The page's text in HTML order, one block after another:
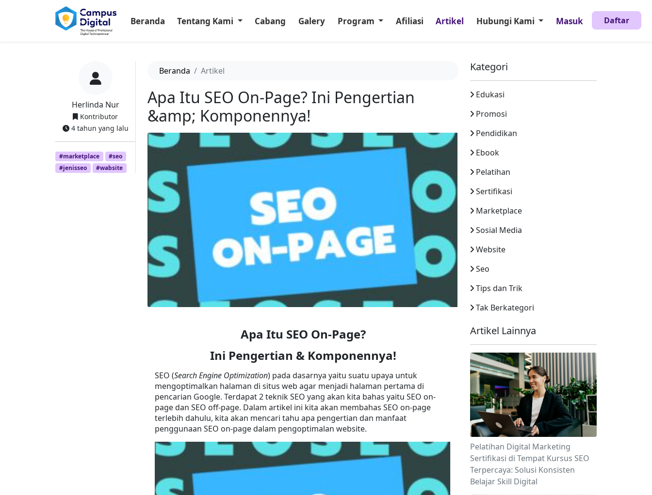
Beranda Tentang Kami Cabang Galery Program Afiliasi Artikel Hubungi Kami Masuk Daftar
Herlinda Nur
Kontributor
4 tahun yang lalu
#marketplace
#seo
#jenisseo
#wabsite
Beranda Artikel
Apa Itu SEO On-Page? Ini Pengertian
&amp; Komponennya!
Apa Itu SEO On-Page?
Ini Pengertian & Komponennya!
SEO (Search Engine Optimization) pada dasarnya yaitu suatu upaya untuk
mengoptimalkan halaman di situs web agar menjadi halaman pertama di
pencarian Google. Terdapat 2 teknik SEO yang akan kita bahas yaitu SEO on-
page dan SEO off-page. Dalam artikel ini kita akan membahas SEO on-page
terlebih dahulu, kita akan mencari tahu apa pengertian dan manfaat
penggunaan SEO on-page dalam pengoptimalan website.
Kategori
Edukasi
Promosi
Pendidikan
Ebook
Pelatihan
Sertifikasi
Marketplace
Sosial Media
Website
Seo
Tips dan Trik
Tak Berkategori
Artikel Lainnya
Pelatihan Digital Marketing
Sertifikasi di Tempat Kursus SEO
Terpercaya: Solusi Konsisten
Belajar Skill Digital